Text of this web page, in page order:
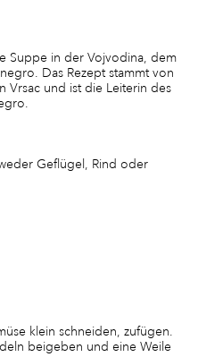
Suppe in der Vojvodina, dem
Das Rezept stammt von
Vrsac und ist die Leiterin des
Geflügel, Rind oder
klein schneiden, zufügen.
beigeben und eine Weile